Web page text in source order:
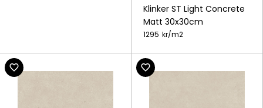
Klinker ST Light Concrete
Matt 30x30cm
1295 kr/m2